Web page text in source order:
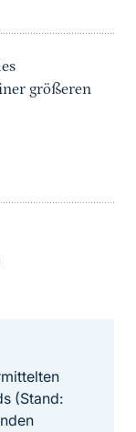
größeren
(Stand: